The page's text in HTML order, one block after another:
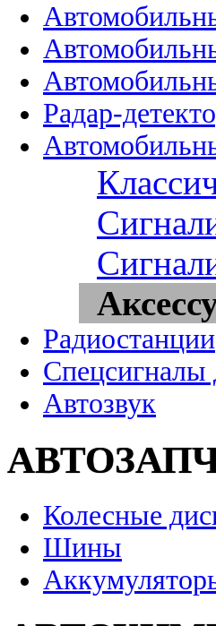
Радар-
Радиостанции
Спецсигналы
Автозвук
Колесные
Шины